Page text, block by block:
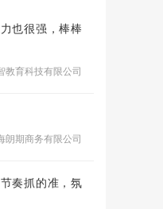
也很强，棒棒
教育科技有限公司
朗期商务有限公司
奏抓的准，氛